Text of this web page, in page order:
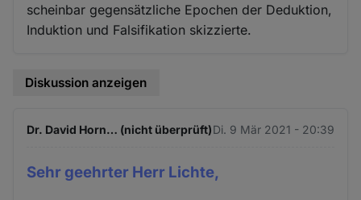
scheinbar gegensätzliche Epochen der Deduktion,
Induktion und Falsifikation skizzierte.
Diskussion anzeigen
Dr. David Horn… (nicht überprüft)Di. 9 Mär 2021 - 20:39
Sehr geehrter Herr Lichte,